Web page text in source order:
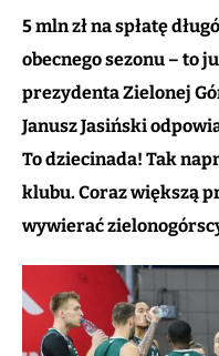
5 mln zł na spłatę
obecnego sezonu – to
prezydenta Zielonej
Janusz Jasiński
To dziecinada! Tak
klubu. Coraz większą
wywierać